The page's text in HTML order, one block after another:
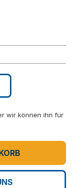
wir können ihn für